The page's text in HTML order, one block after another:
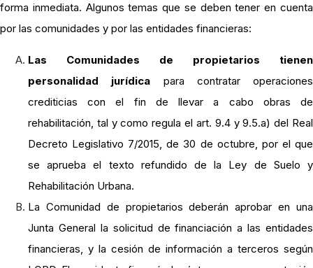
forma inmediata. Algunos temas que se deben tener en cuenta
por las comunidades y por las entidades financieras:
Las Comunidades de propietarios tienen
personalidad jurídica para contratar operaciones
crediticias con el fin de llevar a cabo obras de
rehabilitación, tal y como regula el art. 9.4 y 9.5.a) del Real
Decreto Legislativo 7/2015, de 30 de octubre, por el que
se aprueba el texto refundido de la Ley de Suelo y
Rehabilitación Urbana.
La Comunidad de propietarios deberán aprobar en una
Junta General la solicitud de financiación a las entidades
financieras, y la cesión de información a terceros según